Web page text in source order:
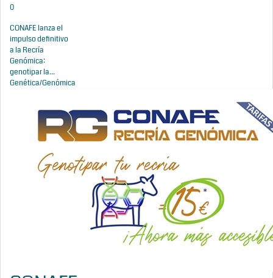
0
CONAFE lanza el
impulso definitivo
a la Recría
Genómica:
genotipar la...
Genética/Genómica